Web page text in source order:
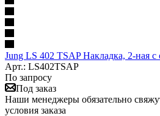
Jung LS 402 TSAP Накладка, 2-ная
Арт.: LS402TSAP
По запросу
Под заказ
Наши менеджеры обязательно
условия заказа